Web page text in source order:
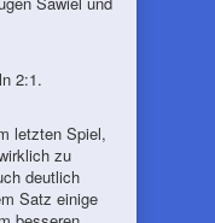
2:1.
letzten Spiel,
zu
deutlich
Satz einige